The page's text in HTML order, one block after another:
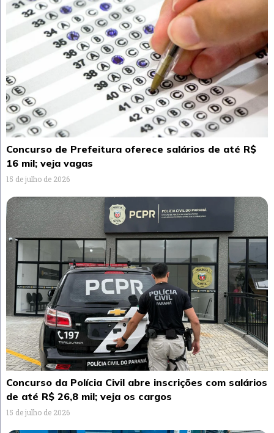
Concurso de Prefeitura oferece salários de até R$
16 mil; veja vagas
15 de julho de 2026
Concurso da Polícia Civil abre inscrições com salários
de até R$ 26,8 mil; veja os cargos
15 de julho de 2026